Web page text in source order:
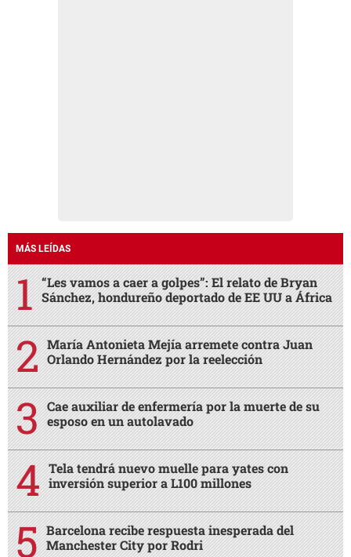
MÁS LEÍDAS
“Les vamos a caer a golpes”: El relato de Bryan
Sánchez, hondureño deportado de EE UU a África
María Antonieta Mejía arremete contra Juan
Orlando Hernández por la reelección
Cae auxiliar de enfermería por la muerte de su
esposo en un autolavado
Tela tendrá nuevo muelle para yates con
inversión superior a L100 millones
Barcelona recibe respuesta inesperada del
Manchester City por Rodri